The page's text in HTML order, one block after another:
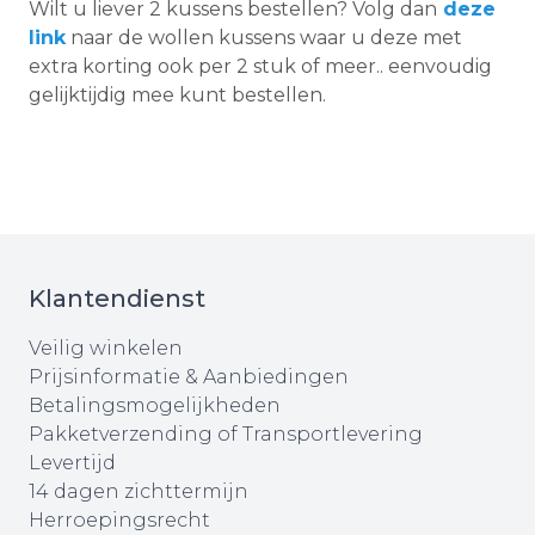
Wilt u liever 2 kussens bestellen? Volg dan deze
link naar de wollen kussens waar u deze met
extra korting ook per 2 stuk of meer.. eenvoudig
gelijktijdig mee kunt bestellen.
Klantendienst
Veilig winkelen
Prijsinformatie & Aanbiedingen
Betalingsmogelijkheden
Pakketverzending of Transportlevering
Levertijd
14 dagen zichttermijn
Herroepingsrecht